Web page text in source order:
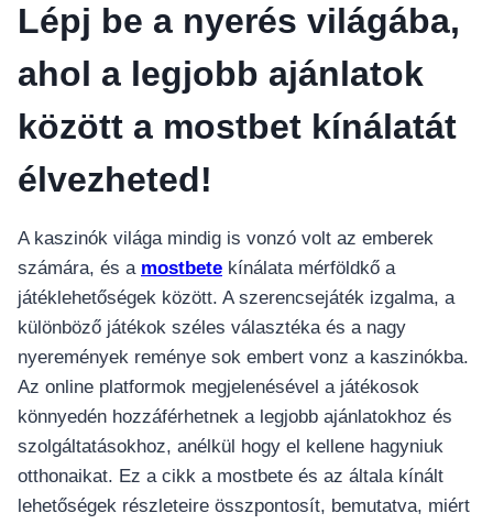
Lépj be a nyerés világába,
ahol a legjobb ajánlatok
között a mostbet kínálatát
élvezheted!
A kaszinók világa mindig is vonzó volt az emberek
számára, és a mostbete kínálata mérföldkő a
játéklehetőségek között. A szerencsejáték izgalma, a
különböző játékok széles választéka és a nagy
nyeremények reménye sok embert vonz a kaszinókba.
Az online platformok megjelenésével a játékosok
könnyedén hozzáférhetnek a legjobb ajánlatokhoz és
szolgáltatásokhoz, anélkül hogy el kellene hagyniuk
otthonaikat. Ez a cikk a mostbete és az általa kínált
lehetőségek részleteire összpontosít, bemutatva, miért